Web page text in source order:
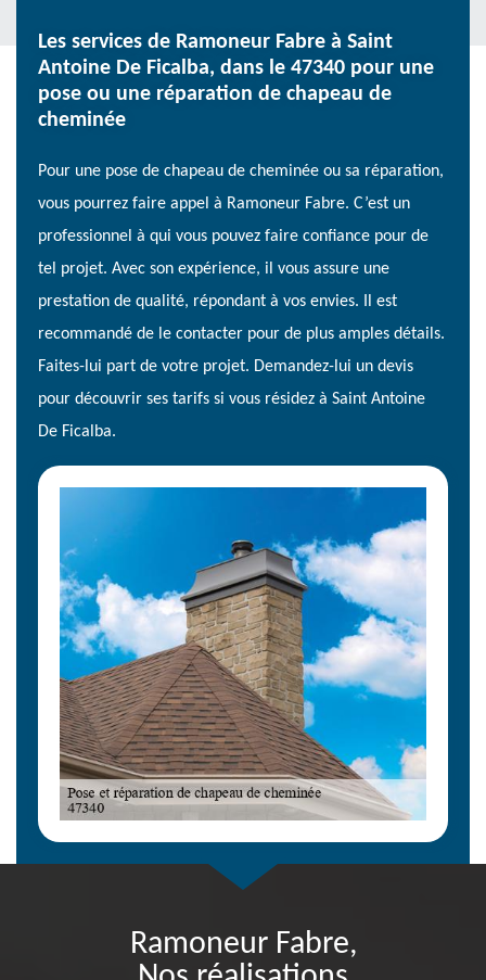
Les services de Ramoneur Fabre à Saint
Antoine De Ficalba, dans le 47340 pour une
pose ou une réparation de chapeau de
cheminée
Pour une pose de chapeau de cheminée ou sa réparation,
vous pourrez faire appel à Ramoneur Fabre. C’est un
professionnel à qui vous pouvez faire confiance pour de
tel projet. Avec son expérience, il vous assure une
prestation de qualité, répondant à vos envies. Il est
recommandé de le contacter pour de plus amples détails.
Faites-lui part de votre projet. Demandez-lui un devis
pour découvrir ses tarifs si vous résidez à Saint Antoine
De Ficalba.
Ramoneur Fabre,